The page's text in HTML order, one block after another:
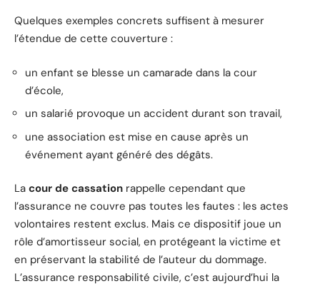
Quelques exemples concrets suffisent à mesurer
l’étendue de cette couverture :
un enfant se blesse un camarade dans la cour
d’école,
un salarié provoque un accident durant son travail,
une association est mise en cause après un
événement ayant généré des dégâts.
La cour de cassation rappelle cependant que
l’assurance ne couvre pas toutes les fautes : les actes
volontaires restent exclus. Mais ce dispositif joue un
rôle d’amortisseur social, en protégeant la victime et
en préservant la stabilité de l’auteur du dommage.
L’assurance responsabilité civile, c’est aujourd’hui la